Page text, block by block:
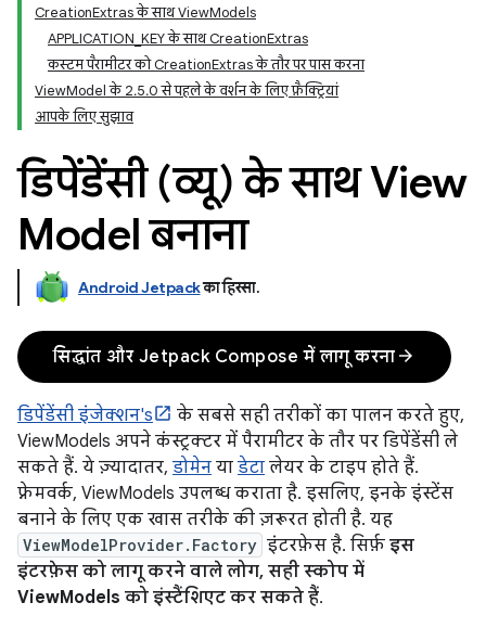
CreationExtras के साथ ViewModels
APPLICATION_KEY के साथ CreationExtras
कस्टम पैरामीटर को CreationExtras के तौर पर पास करना
ViewModel के 2.5.0 से पहले के वर्शन के लिए फ़ैक्ट्रियां
आपके लिए सुझाव
डिपेंडेंसी (व्यू) के साथ View
Model बनाना
Android Jetpackका हिस्सा.
सिद्धांत और Jetpack Compose में लागू करना arrow_forward
डिपेंडेंसी इंजेक्शन's
के सबसे सही तरीकों का पालन करते हुए,
ViewModels अपने कंस्ट्रक्टर में पैरामीटर के तौर पर डिपेंडेंसी ले
सकते हैं. ये ज़्यादातर, डोमेन या डेटा लेयर के टाइप होते हैं.
फ़्रेमवर्क, ViewModels उपलब्ध कराता है. इसलिए, इनके इंस्टेंस
बनाने के लिए एक खास तरीके की ज़रूरत होती है. यह
ViewModelProvider.Factory इंटरफ़ेस है. सिर्फ़ इस
इंटरफ़ेस को लागू करने वाले लोग, सही स्कोप में
ViewModels को इंस्टैंशिएट कर सकते हैं.